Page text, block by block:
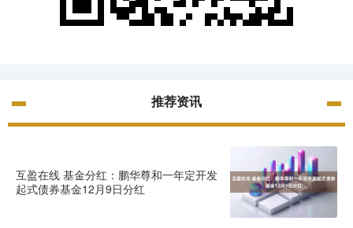
推荐资讯
互盈在线 基金分红：鹏华尊和一年定开发
起式债券基金12月9日分红